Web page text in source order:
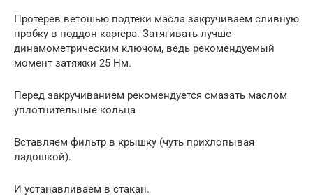
Протерев ветошью подтеки масла закручиваем сливную
пробку в поддон картера. Затягивать лучше
динамометрическим ключом, ведь рекомендуемый
момент затяжки 25 Нм.
Перед закручиванием рекомендуется смазать маслом
уплотнительные кольца
Вставляем фильтр в крышку (чуть прихлопывая
ладошкой).
И устанавливаем в стакан.